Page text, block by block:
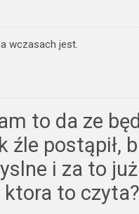
wczasach jest.
to da ze
źle postąpił,
i za to
ktora to